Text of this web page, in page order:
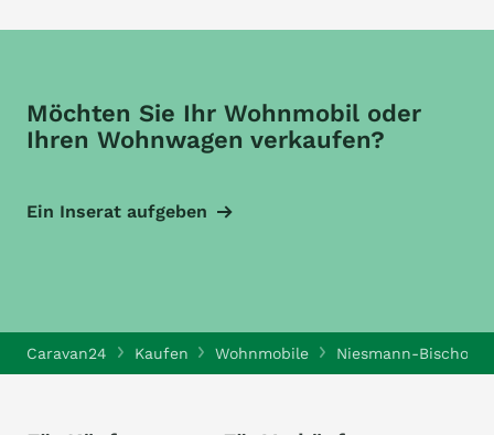
Möchten Sie Ihr Wohnmobil oder
Ihren Wohnwagen verkaufen?
Ein Inserat aufgeben
Caravan24 Kaufen Wohnmobile Niesmann-Bischoff